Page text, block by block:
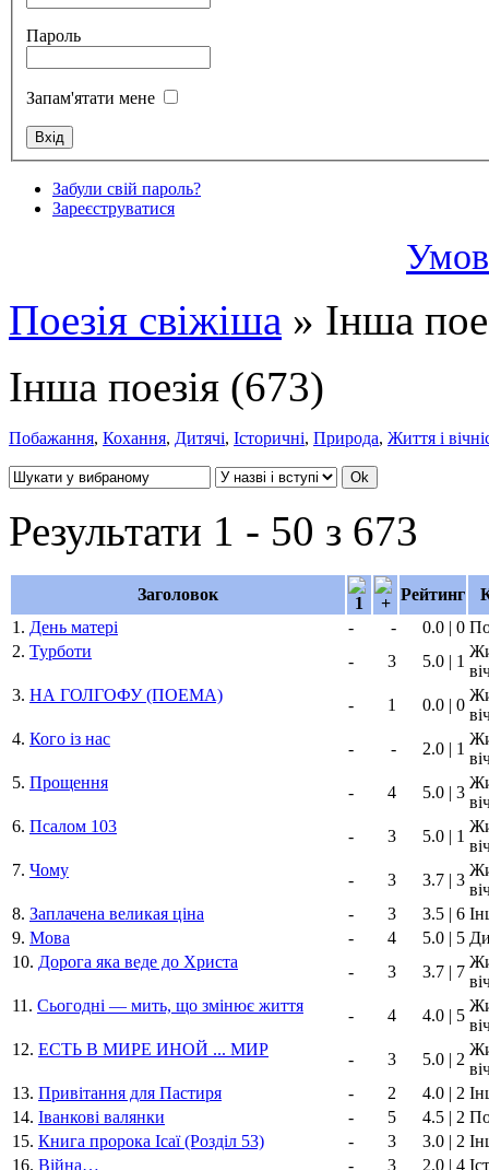
Пароль
Запам'ятати мене
Забули свій пароль?
Зареєструватися
Поезія свіжіша » Інша
Інша поезія (673)
Побажання, Кохання, Дитячі, Історичні, Природа, Життя і
Результати 1 - 50 з 673
Заголовок Рейтинг
1. День матері - - 0.0 | 0
2. Турботи
- 3 5.0 | 1
3. НА ГОЛГОФУ (ПОЕМА)
- 1 0.0 | 0
4. Кого із нас
- - 2.0 | 1
5. Прощення
- 4 5.0 | 3
6. Псалом 103
- 3 5.0 | 1
7. Чому
- 3 3.7 | 3
8. Заплачена великая ціна - 3 3.5 | 6
9. Мова - 4 5.0 | 5
10. Дорога яка веде до Христа
- 3 3.7 | 7
11. Сьогодні — мить, що змінює життя
- 4 4.0 | 5
12. ЕСТЬ В МИРЕ ИНОЙ ... МИР
- 3 5.0 | 2
13. Привітання для Пастиря - 2 4.0 | 2
14. Іванкові валянки - 5 4.5 | 2
15. Книга пророка Ісаї (Розділ 53) - 3 3.0 | 2
16. Війна… - 3 2.0 | 4